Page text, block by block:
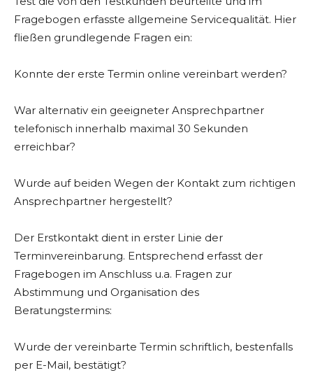
Fragebogen erfasste allgemeine Servicequalität. Hier
fließen grundlegende Fragen ein:
Konnte der erste Termin online vereinbart werden?
War alternativ ein geeigneter Ansprechpartner
telefonisch innerhalb maximal 30 Sekunden
erreichbar?
Wurde auf beiden Wegen der Kontakt zum richtigen
Ansprechpartner hergestellt?
Der Erstkontakt dient in erster Linie der
Terminvereinbarung. Entsprechend erfasst der
Fragebogen im Anschluss u.a. Fragen zur
Abstimmung und Organisation des
Beratungstermins:
Wurde der vereinbarte Termin schriftlich, bestenfalls
per E-Mail, bestätigt?